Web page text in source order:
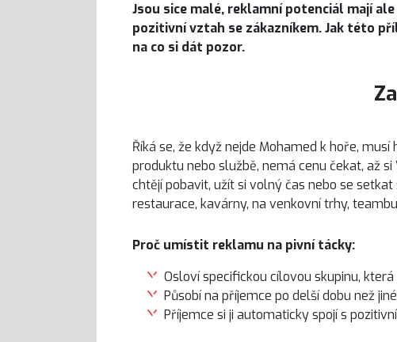
Jsou sice malé, reklamní potenciál mají
pozitivní vztah se zákazníkem. Jak této
na co si dát pozor.
Říká se, že když nejde Mohamed k hoře,
produktu nebo službě, nemá cenu čekat, až si
chtějí pobavit, užít si volný čas nebo se
restaurace, kavárny, na venkovní trhy,
Proč umístit reklamu na pivní tácky:
Osloví specifickou cílovou skupinu,
Působí na příjemce po delší dobu než
Příjemce si ji automaticky spojí s